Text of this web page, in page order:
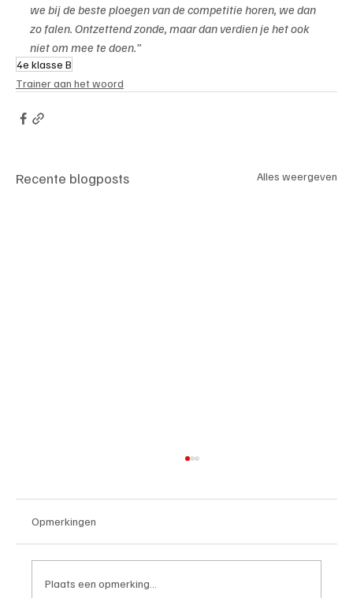
we bij de beste ploegen van de competitie horen, we dan
zo falen. Ontzettend zonde, maar dan verdien je het ook
niet om mee te doen.”
4e klasse B
Trainer aan het woord
Recente blogposts Alles weergeven
Opmerkingen
Plaats een opmerking...